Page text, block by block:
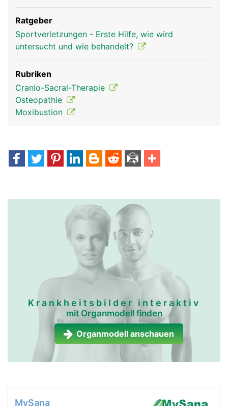
Ratgeber
Sportverletzungen - Erste Hilfe, wie wird
untersucht und wie behandelt?
Rubriken
Cranio-Sacral-Therapie
Osteopathie
Moxibustion
Krankheitsbilder interaktiv
mit Organmodell finden
Organmodell anschauen
MySana